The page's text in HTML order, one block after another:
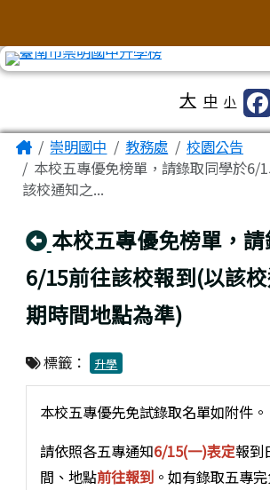
大 中 小
主內容區域
Home崇明國中 教務處
校園公告
本校五專優免榜單，請錄取同學於6/
該校通知之...
回上頁
本校五專優免榜單，
6/15前往該校報到(以該
期時間地點為準)
標籤： 升學
本校五專優先免試錄取名單如附件。
請依照各五專通知6/15(一)表定報到
間、地點前往報到。如有錄取五專
頁尾區域